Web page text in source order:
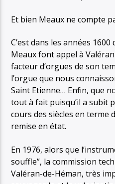
Et bien Meaux ne compte
C’est dans les années
Meaux font appel à
facteur d’orgues de son
l’orgue que nous
Saint Etienne… Enfin, que
tout à fait puisqu’il a subit
cours des siècles en terme
remise en état.
En 1976, alors que
souffle”, la commission
Valéran-de-Héman, très